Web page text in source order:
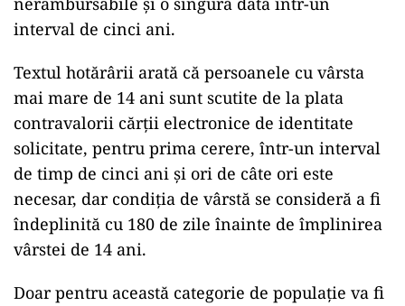
interval de cinci ani.
Textul hotărârii arată că persoanele cu vârsta
mai mare de 14 ani sunt scutite de la plata
contravalorii cărții electronice de identitate
solicitate, pentru prima cerere, într-un interval
de timp de cinci ani și ori de câte ori este
necesar, dar condiția de vârstă se consideră a fi
îndeplinită cu 180 de zile înainte de împlinirea
vârstei de 14 ani.
Doar pentru această categorie de populație va fi